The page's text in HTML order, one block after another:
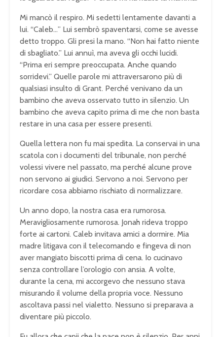
Mi mancò il respiro. Mi sedetti lentamente davanti a
lui. “Caleb…” Lui sembrò spaventarsi, come se avesse
detto troppo. Gli presi la mano. “Non hai fatto niente
di sbagliato.” Lui annuì, ma aveva gli occhi lucidi.
“Prima eri sempre preoccupata. Anche quando
sorridevi.” Quelle parole mi attraversarono più di
qualsiasi insulto di Grant. Perché venivano da un
bambino che aveva osservato tutto in silenzio. Un
bambino che aveva capito prima di me che non basta
restare in una casa per essere presenti.
Quella lettera non fu mai spedita. La conservai in una
scatola con i documenti del tribunale, non perché
volessi vivere nel passato, ma perché alcune prove
non servono ai giudici. Servono a noi. Servono per
ricordare cosa abbiamo rischiato di normalizzare.
Un anno dopo, la nostra casa era rumorosa.
Meravigliosamente rumorosa. Jonah rideva troppo
forte ai cartoni. Caleb invitava amici a dormire. Mia
madre litigava con il telecomando e fingeva di non
aver mangiato biscotti prima di cena. Io cucinavo
senza controllare l’orologio con ansia. A volte,
durante la cena, mi accorgevo che nessuno stava
misurando il volume della propria voce. Nessuno
ascoltava passi nel vialetto. Nessuno si preparava a
diventare più piccolo.